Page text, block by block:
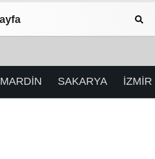
MARDİN SAKARYA İZMİR